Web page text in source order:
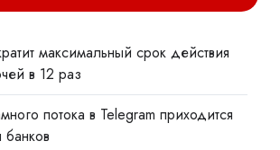
максимальный срок действия
в 12 раз
потока в Telegram приходится